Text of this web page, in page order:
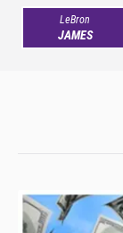
LeBron
JAMES